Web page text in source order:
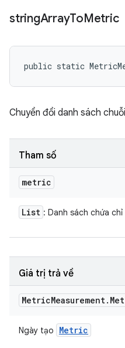
stringArrayToMetric
public static
Chuyển đổi danh sách
Tham số
metric
List : Danh sách chứa chỉ
Giá trị trả về
MetricMeasurement.
Ngày tạo Metric